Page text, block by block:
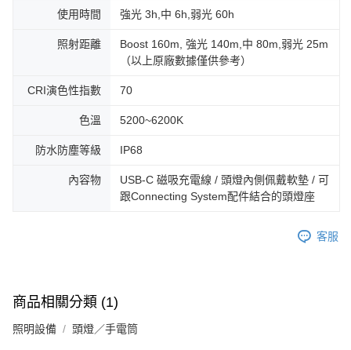
使用時間 強光 3h,中 6h,弱光 60h
照射距離
Boost 160m, 強光 140m,中 80m,弱光 25m
（以上原廠數據僅供參考）
CRI演色性指數 70
色溫 5200~6200K
防水防塵等級 IP68
內容物
USB-C 磁吸充電線 / 頭燈內側佩戴軟墊 / 可
跟Connecting System配件結合的頭燈座
客服
商品相關分類 (1)
照明設備 頭燈／手電筒